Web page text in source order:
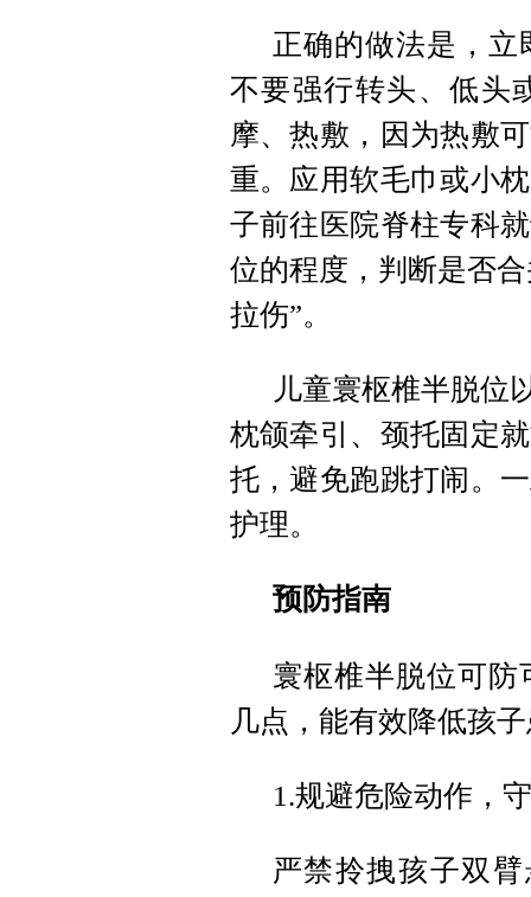
正确的做法是，
不要强行转头、低头
摩、热敷，因为热敷
重。应用软毛巾或小
子前往医院脊柱专科
位的程度，判断是否
拉伤”。
儿童寰枢椎半脱位
枕颌牵引、颈托固定
托，避免跑跳打闹。
护理。
预防指南
寰枢椎半脱位可
几点，能有效降低孩
1.规避危险动作，
严禁拎拽孩子双